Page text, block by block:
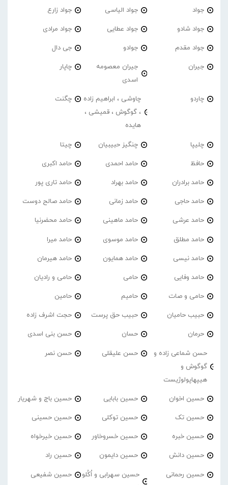
جواد جواد الیاسی جواد زارع
جواد شادو جواد عطایی جواد مرادی
جواد مقدم جوادو جی دال
جیران
جیران معصومه
اسدی
چاپار
چاردو
چاوشی ، ابراهیم زاده
، گوگوش ، قمیشی ،
هایده
چگنت
چلیپا چنگیز حبیبیان چیتا
حافظ حامد احمدی حامد اکبری
حامد برادران حامد بهراد حامد تاری پور
حامد حاجی حامد زمانی حامد صالح دوست
حامد عرشی حامد ماهینی حامد محضرنیا
حامد مطلق حامد موسوی حامد میرا
حامد نیسی حامد همایون حامد هیرمان
حامد وفایی حامی حامی و رادیان
حامی و صات حامیم حامین
حبیب حامیان حبیب حق پرست حجت اشرف زاده
حرمان حسان حسن بنی اسدی
حسن شماعی زاده و
گوگوش و
هیپهاپولوژیست
حسن علیقلی حسن نصر
حسین اخوان حسین بابایی حسین باج و شهریار
حسین تک حسین توکلی حسین حسینی
حسین خبره حسین خسروخاور حسین خیرخواه
حسین دانش حسین دایمون حسین راد
حسین رحمانی
حسین سهرابی و اُکُلو
حسین شفیعی